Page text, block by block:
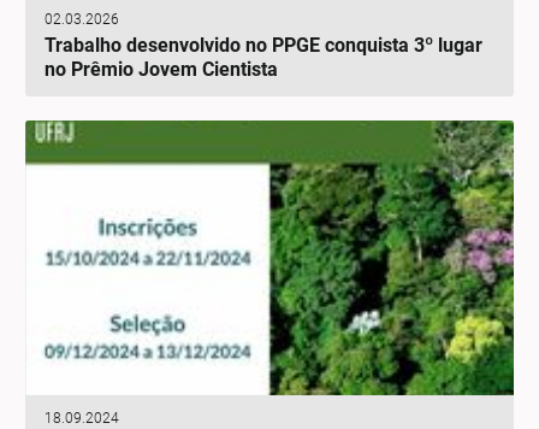
02.03.2026
Trabalho desenvolvido no PPGE conquista 3º lugar
no Prêmio Jovem Cientista
18.09.2024